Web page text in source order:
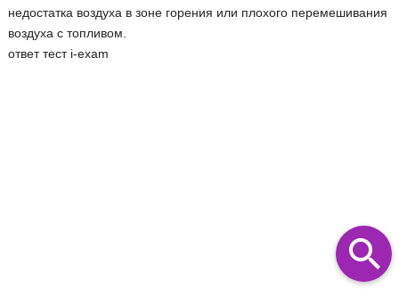
недостатка воздуха в зоне горения или плохого перемешивания
воздуха с топливом.
ответ тест i-exam